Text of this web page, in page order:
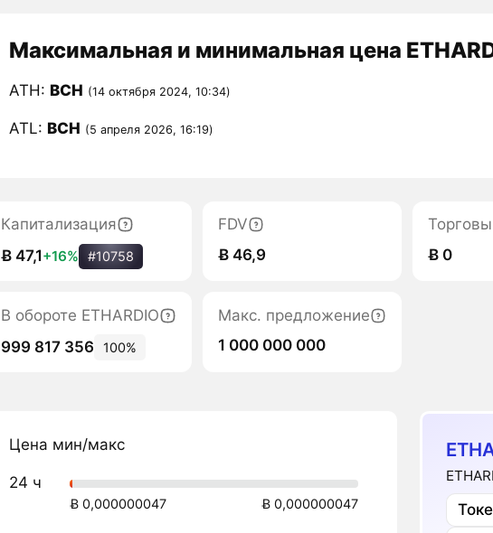
Максимальная и минимальная цена
ATH: BCH (14 октября 2024, 10:34)
ATL: BCH (5 апреля 2026, 16:19)
Капитализация
Ƀ 47,1+16% #10758
FDV
Ƀ 46,9
Ƀ 0
В обороте ETHARDIO
999 817 356
100%
Макс. предложение
1 000 000 000
Цена мин/макс
24 ч
Ƀ 0,000000047 Ƀ 0,000000047